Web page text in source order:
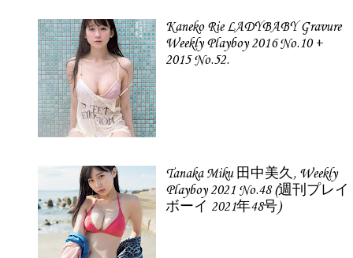
Kaneko Rie LADYBABY Gravure
Weekly Playboy 2016 No.10 +
2015 No.52.
Tanaka Miku 田中美久, Weekly
Playboy 2021 No.48 (週刊プレイ
ボーイ 2021年48号)